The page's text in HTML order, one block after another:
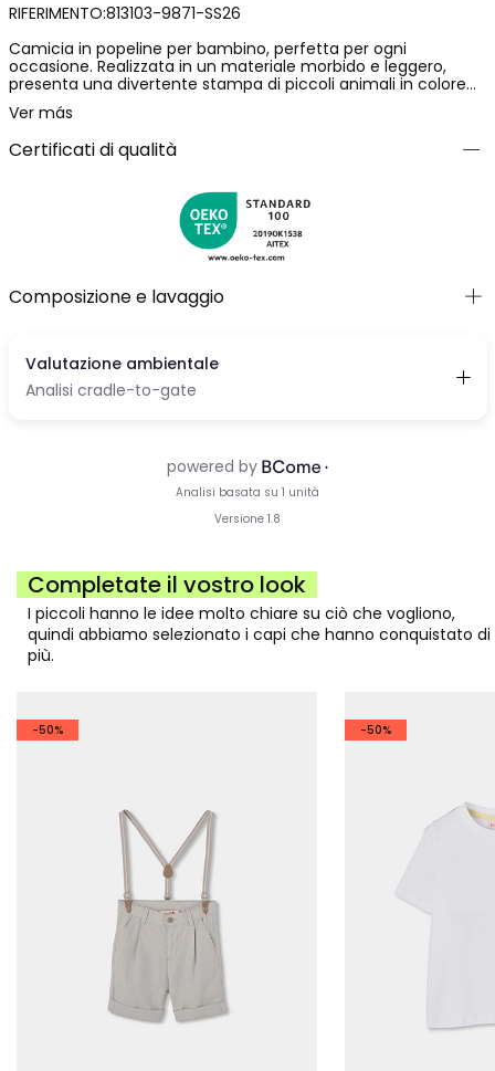
RIFERIMENTO:813103-9871-SS26
Camicia in popeline per bambino, perfetta per ogni
occasione. Realizzata in un materiale morbido e leggero,
presenta una divertente stampa di piccoli animali in colore
verde su sfondo bianco. Il design include un colletto classico
e maniche lunghe, ideali per un look elegante e comodo.
Disponibile in taglie da 12 mesi a 10 anni, questa camicia si
abbina bene con pantaloni casual o formali per uno stile
qualsiasi bambino con stile.
Ver más
Certificati di qualità
Composizione e lavaggio
Completate il vostro look
I piccoli hanno le idee molto chiare su ciò che vogliono,
quindi abbiamo selezionato i capi che hanno conquistato di
più.
-50% -50%